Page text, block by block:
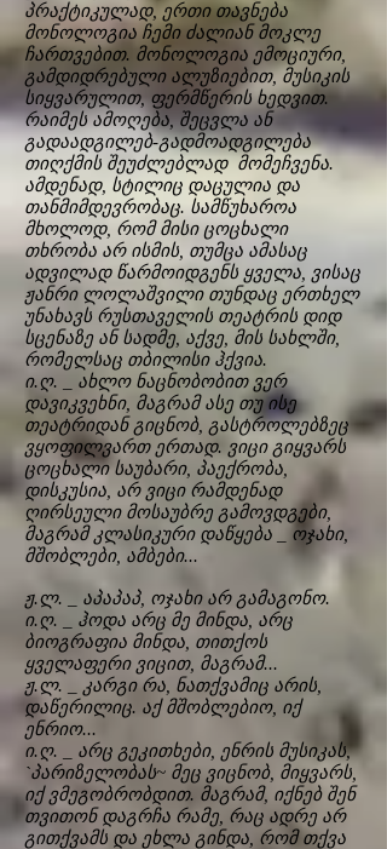
პრაქტიკულად, ერთი თავნება
მონოლოგია ჩემი ძალიან მოკლე
ჩართვებით. მონოლოგია ემოციური,
გამდიდრებული ალუზიებით, მუსიკის
სიყვარულით, ფერმწერის ხედვით.
რაიმეს ამოღება, შეცვლა ან
გადაადგილებ-გადმოადგილება
თიღქმის შეუძლებლად მომეჩვენა.
ამდენად, სტილიც დაცულია და
თანმიმდევრობაც. სამწუხაროა
მხოლოდ, რომ მისი ცოცხალი
თხრობა არ ისმის, თუმცა ამასაც
ადვილად წარმოიდგენს ყველა, ვისაც
ჟანრი ლოლაშვილი თუნდაც ერთხელ
უნახავს რუსთაველის თეატრის დიდ
სცენაზე ან სადმე, აქვე, მის სახლში,
რომელსაც თბილისი ჰქვია.
ი.ღ. _ ახლო ნაცნობობით ვერ
დავიკვეხნი, მაგრამ ასე თუ ისე
თეატრიდან გიცნობ, გასტროლებზეც
ვყოფილვართ ერთად. ვიცი გიყვარს
ცოცხალი საუბარი, პაექრობა,
დისკუსია, არ ვიცი რამდენად
ღირსეული მოსაუბრე გამოვდგები,
მაგრამ კლასიკური დაწყება _ ოჯახი,
მშობლები, ამბები...
ჟ.ლ. _ აპაპაპ, ოჯახი არ გამაგონო.
ი.ღ. _ ჰოდა არც მე მინდა, არც
ბიოგრაფია მინდა, თითქოს
ყველაფერი ვიცით, მაგრამ...
ჟ.ლ. _ კარგი რა, ნათქვამიც არის,
დაწერილიც. აქ მშობლებიო, იქ
ენრიო...
ი.ღ. _ არც გეკითხები, ენრის მუსიკას,
`პარიზელობას~ მეც ვიცნობ, მიყვარს,
იქ ვმეგობრობდით. მაგრამ, იქნებ შენ
თვითონ დაგრჩა რამე, რაც ადრე არ
გითქვამს და ეხლა გინდა, რომ თქვა